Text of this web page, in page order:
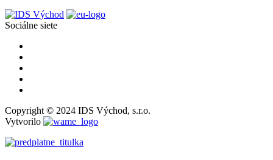
Sociálne siete
Copyright © 2024 IDS Východ, s.r.o.
Vytvorilo